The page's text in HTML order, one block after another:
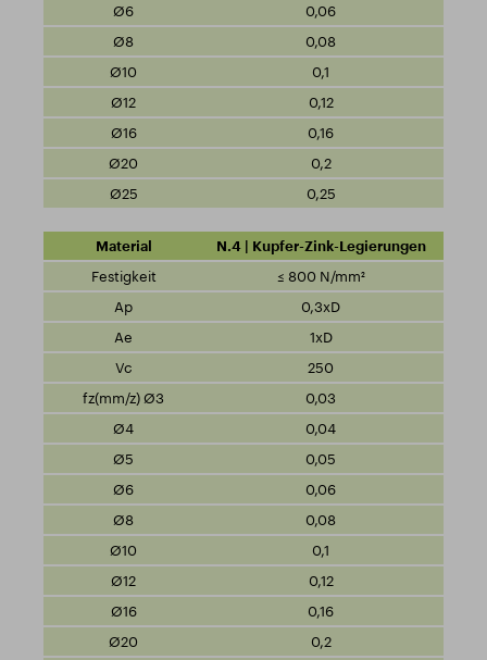
0,06
0,08
0,1
0,12
0,16
0,2
0,25
N.4 | Kupfer-Zink-Legierungen
≤ 800 N/mm²
0,3xD
1xD
250
0,03
0,04
0,05
0,06
0,08
0,1
0,12
0,16
0,2